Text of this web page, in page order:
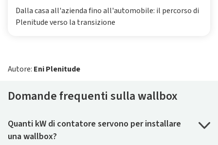
Dalla casa all'azienda fino all'automobile: il percorso di
Plenitude verso la transizione
Autore: Eni Plenitude
Domande frequenti sulla wallbox
Quanti kW di contatore servono per installare
una wallbox?